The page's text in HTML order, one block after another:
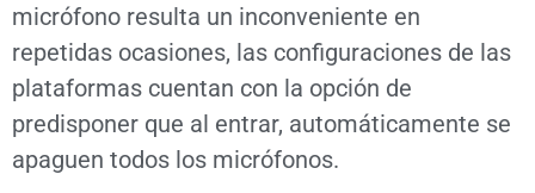
micrófono resulta un inconveniente en
repetidas ocasiones, las configuraciones de las
plataformas cuentan con la opción de
predisponer que al entrar, automáticamente se
apaguen todos los micrófonos.